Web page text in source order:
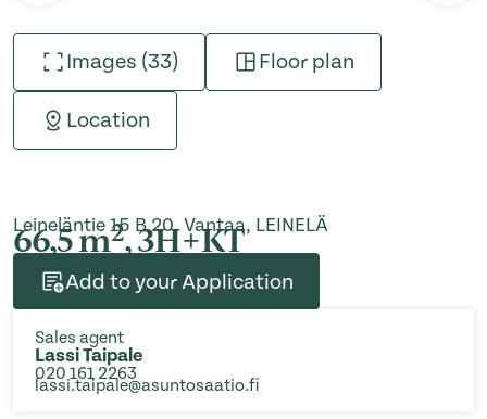
Images (33) Floor plan
Location
Leineläntie 15 B 20, Vantaa, LEINELÄ
66,5 m2, 3H+KT
Add to your Application
Sales agent
Lassi Taipale
020 161 2263
lassi.taipale@asuntosaatio.fi